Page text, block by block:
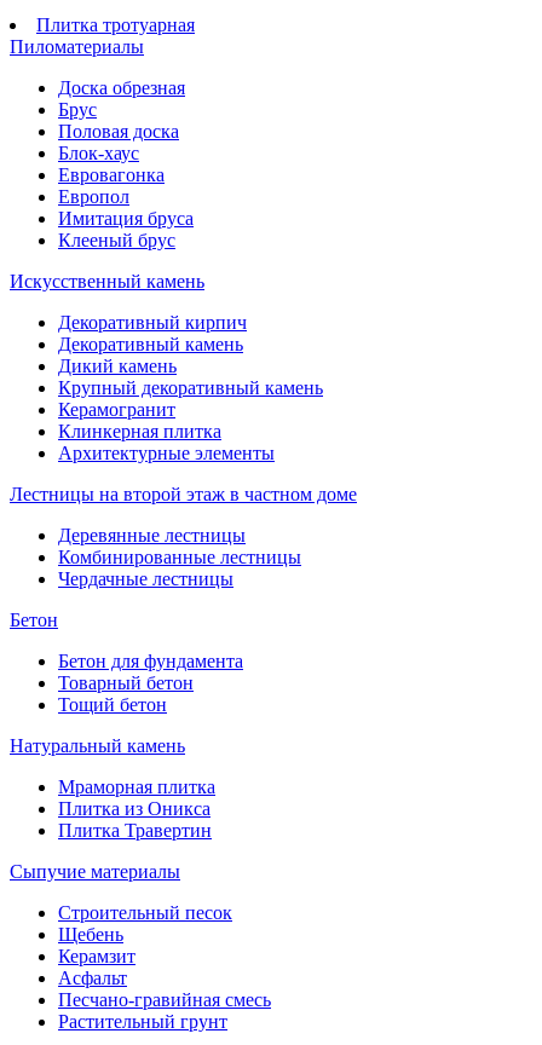
Плитка тротуарная
Пиломатериалы
Доска обрезная
Брус
Половая доска
Блок-хаус
Евровагонка
Европол
Имитация бруса
Клееный брус
Искусственный камень
Декоративный кирпич
Декоративный камень
Дикий камень
Крупный декоративный камень
Керамогранит
Клинкерная плитка
Архитектурные элементы
Лестницы на второй этаж в частном доме
Деревянные лестницы
Комбинированные лестницы
Чердачные лестницы
Бетон
Бетон для фундамента
Товарный бетон
Тощий бетон
Натуральный камень
Мраморная плитка
Плитка из Оникса
Плитка Травертин
Сыпучие материалы
Строительный песок
Щебень
Керамзит
Асфальт
Песчано-гравийная смесь
Растительный грунт